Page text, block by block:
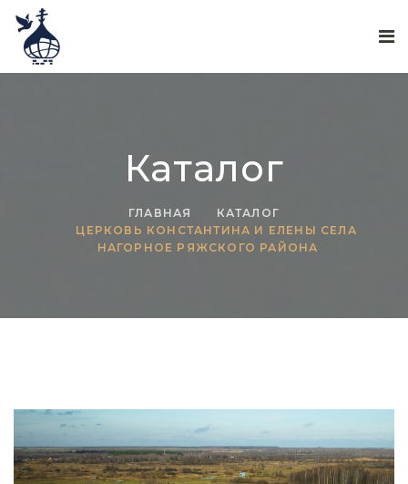
Каталог
ГЛАВНАЯ
КАТАЛОГ
ЦЕРКОВЬ КОНСТАНТИНА И ЕЛЕНЫ СЕЛА
НАГОРНОЕ РЯЖСКОГО РАЙОНА